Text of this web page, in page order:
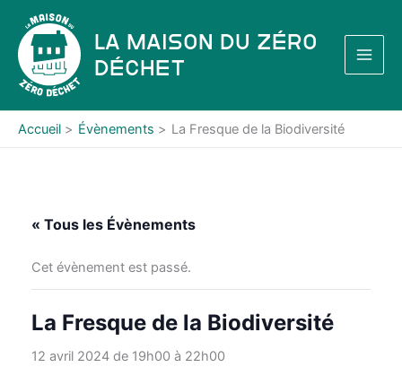
contenu
La Maison du Zéro
Déchet
Accueil Évènements La Fresque de la Biodiversité
« Tous les Évènements
Cet évènement est passé.
La Fresque de la Biodiversité
12 avril 2024 de 19h00à 22h00